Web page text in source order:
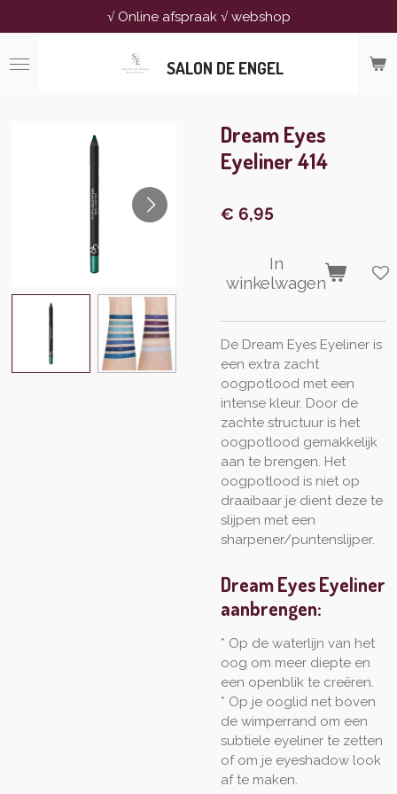
direct
naar
SALON DE ENGEL
√ Online afspraak √ webshop
Dream Eyes
Eyeliner 414
€ 6,95
In
winkelwagen
De Dream Eyes Eyeliner is
een extra zacht
oogpotlood met een
intense kleur. Door de
zachte structuur is het
oogpotlood gemakkelijk
aan te brengen. Het
oogpotlood is niet op
draaibaar je dient deze te
slijpen met een
sharpener/puntenslijper.
Dream Eyes Eyeliner
aanbrengen:
* Op de waterlijn van het
oog om meer diepte en
een openblik te creëren.
* Op je ooglid net boven
de wimperrand om een
subtiele eyeliner te zetten
of om je eyeshadow look
af te maken.